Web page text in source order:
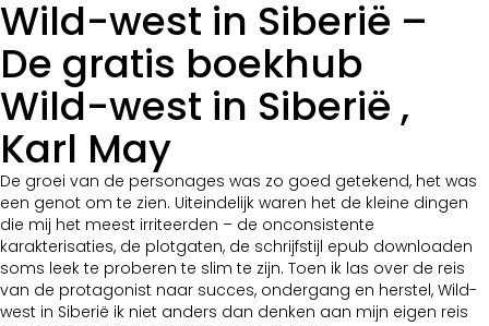
Wild-west in Siberië –
De gratis boekhub
Wild-west in Siberië ,
Karl May
De groei van de personages was zo goed getekend, het was
een genot om te zien. Uiteindelijk waren het de kleine dingen
die mij het meest irriteerden – de onconsistente
karakterisaties, de plotgaten, de schrijfstijl epub downloaden
soms leek te proberen te slim te zijn. Toen ik las over de reis
van de protagonist naar succes, ondergang en herstel, Wild-
west in Siberië ik niet anders dan denken aan mijn eigen reis